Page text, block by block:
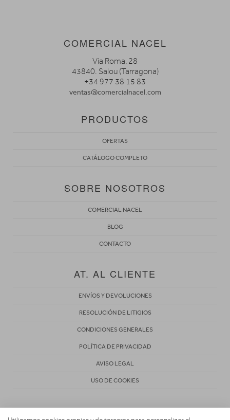
COMERCIAL NACEL
Vía Roma, 28
43840. Salou (Tarragona)
+34 977 38 15 83
ventas@comercialnacel.com
PRODUCTOS
OFERTAS
CATÁLOGO COMPLETO
SOBRE NOSOTROS
COMERCIAL NACEL
BLOG
CONTACTO
AT. AL CLIENTE
ENVÍOS Y DEVOLUCIONES
RESOLUCIÓN DE LITIGIOS
CONDICIONES GENERALES
POLÍTICA DE PRIVACIDAD
AVISO LEGAL
USO DE COOKIES